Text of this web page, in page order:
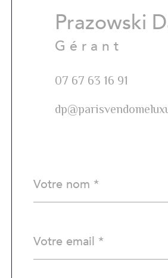
Prazowski
Gérant
07 67 63 16 91
par
défaut
*
*